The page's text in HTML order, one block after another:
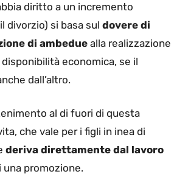
diritto a un incremento
divorzio) si basa sul dovere di
di ambedue alla realizzazione
economica, se il
dall’altro.
al di fuori di questa
che vale per i figli in inea di
deriva direttamente dal lavoro
una promozione.